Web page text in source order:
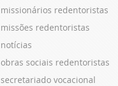
missionários redentoristas
missões redentoristas
notícias
obras sociais redentoristas
secretariado vocacional